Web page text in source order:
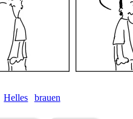
Helles brauen